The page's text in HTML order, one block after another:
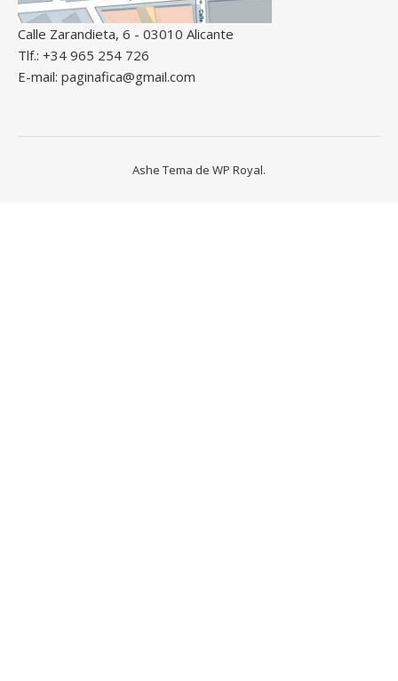
Calle Zarandieta, 6 - 03010 Alicante
Tlf.: +34 965 254 726
E-mail: paginafica@gmail.com
Ashe Tema de WP Royal.